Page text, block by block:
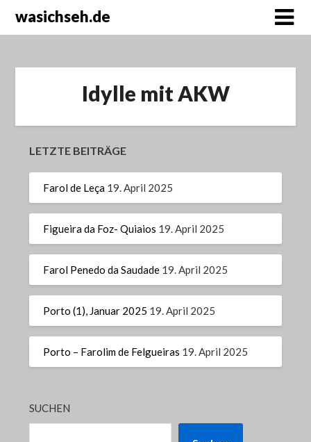
wasichseh.de
Idylle mit AKW
LETZTE BEITRÄGE
Farol de Leça 19. April 2025
Figueira da Foz- Quiaios 19. April 2025
Farol Penedo da Saudade 19. April 2025
Porto (1), Januar 2025 19. April 2025
Porto – Farolim de Felgueiras 19. April 2025
SUCHEN